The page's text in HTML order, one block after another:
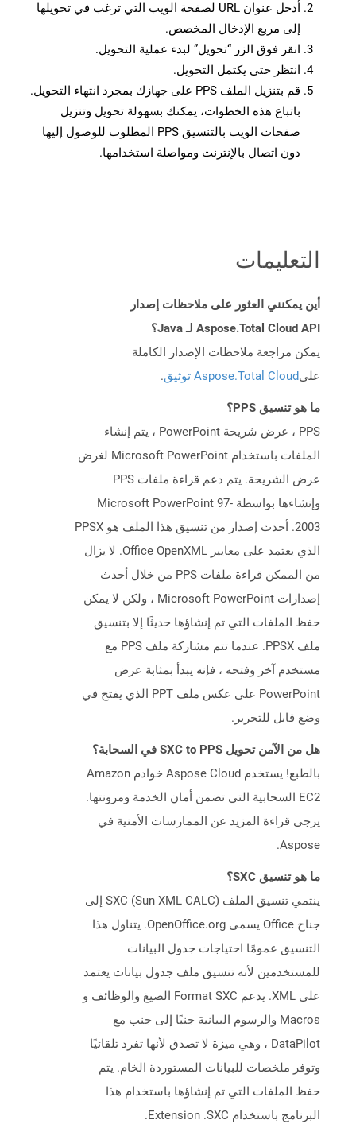
أدخل عنوان URL لصفحة الويب التي ترغب في تحويلها
إلى مربع الإدخال المخصص.
انقر فوق الزر “تحويل” لبدء عملية التحويل.
انتظر حتى يكتمل التحويل.
قم بتنزيل الملف PPS على جهازك بمجرد انتهاء التحويل.
باتباع هذه الخطوات، يمكنك بسهولة تحويل وتنزيل
صفحات الويب بالتنسيق PPS المطلوب للوصول إليها
دون اتصال بالإنترنت ومواصلة استخدامها.
التعليمات
أين يمكنني العثور على ملاحظات إصدار
Aspose.Total Cloud API لـ Java؟
يمكن مراجعة ملاحظات الإصدار الكاملة
علىAspose.Total Cloud توثيق .
ما هو تنسيق PPS؟
PPS ، عرض شريحة PowerPoint ، يتم إنشاء
الملفات باستخدام Microsoft PowerPoint لغرض
عرض الشريحة. يتم دعم قراءة ملفات PPS
وإنشاءها بواسطة Microsoft PowerPoint 97-
2003. أحدث إصدار من تنسيق هذا الملف هو PPSX
الذي يعتمد على معايير Office OpenXML. لا يزال
من الممكن قراءة ملفات PPS من خلال أحدث
إصدارات Microsoft PowerPoint ، ولكن لا يمكن
حفظ الملفات التي تم إنشاؤها حديثًا إلا بتنسيق
ملف PPSX. عندما تتم مشاركة ملف PPS مع
مستخدم آخر وفتحه ، فإنه يبدأ بمثابة عرض
PowerPoint على عكس ملف PPT الذي يفتح في
وضع قابل للتحرير.
هل من الآمن تحويل SXC to PPS في السحابة؟
بالطبع! يستخدم Aspose Cloud خوادم Amazon
EC2 السحابية التي تضمن أمان الخدمة ومرونتها.
يرجى قراءة المزيد عن الممارسات الأمنية في
Aspose.
ما هو تنسيق SXC؟
ينتمي تنسيق الملف SXC (Sun XML CALC) إلى
جناح Office يسمى OpenOffice.org. يتناول هذا
التنسيق عمومًا احتياجات جدول البيانات
للمستخدمين لأنه تنسيق ملف جدول بيانات يعتمد
على XML. يدعم Format SXC الصيغ والوظائف و
Macros والرسوم البيانية جنبًا إلى جنب مع
DataPilot ، وهي ميزة لا تصدق لأنها تفرد تلقائيًا
وتوفر ملخصات للبيانات المستوردة الخام. يتم
حفظ الملفات التي تم إنشاؤها باستخدام هذا
البرنامج باستخدام Extension .SXC.